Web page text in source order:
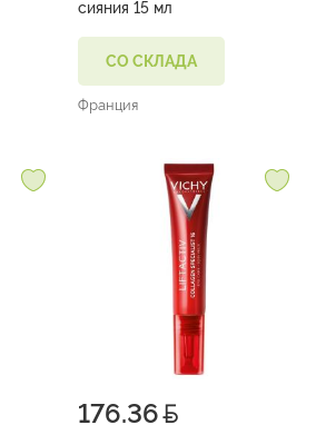
сияния 15 мл
СО СКЛАДА
Франция
176.36